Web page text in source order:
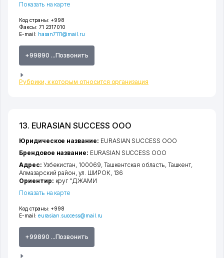
Код страны: +998
Факсы: 71 2317010
E-mail: hasan7111@mail.ru
+99890 ...Позвонить
Рубрики, к которым относится организация
Показать на карте
13. EURASIAN SUCCESS ООО
Код страны: +998
E-mail: eurasian.success@mail.ru
+99890 ...Позвонить
Юридическое название: EURASIAN SUCCESS ООО
Брендовое название: EURASIAN SUCCESS ООО
Адрес: Узбекистан, 100069, Ташкентская область Ташкент
Алмазарский район ,ул. ШИРОК , 136
Ориентир: круг "ДЖАМИ
Показать на карте